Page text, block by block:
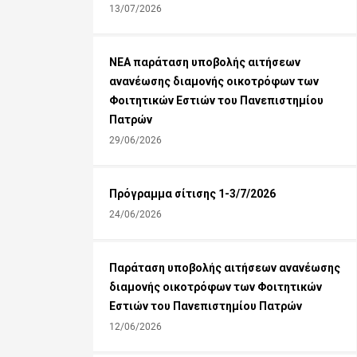
13/07/2026
ΝΕΑ παράταση υποβολής αιτήσεων
ανανέωσης διαμονής οικοτρόφων των
Φοιτητικών Εστιών του Πανεπιστημίου
Πατρών
29/06/2026
Πρόγραμμα σίτισης 1-3/7/2026
24/06/2026
Παράταση υποβολής αιτήσεων ανανέωσης
διαμονής οικοτρόφων των Φοιτητικών
Εστιών του Πανεπιστημίου Πατρών
12/06/2026